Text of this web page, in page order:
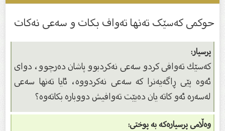
حوكمی کەسێک تەنها تەواف بکات و سەعی نەکات
پرسیار:
كەسێك تەوافی كردو سەعى نەكردبوو پاشان دەرچوو، دواى
ئەوە پێى ڕاگەیەنرا كە سەعى نەكردووە، ئایا تەنها سەعى
لەسەرە ئەو كاتە یان دەبێت تەوافیش دووبارە بكاتەوە؟
وەڵامی پرسیارەکە بە پوختی: